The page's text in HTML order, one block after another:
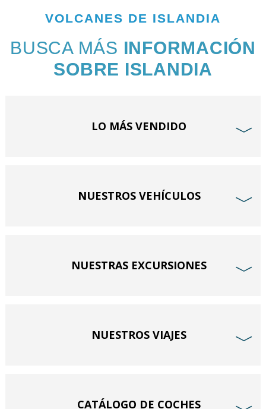
VOLCANES DE ISLANDIA
BUSCA MÁS INFORMACIÓN
SOBRE ISLANDIA
LO MÁS VENDIDO ﹀
NUESTROS VEHÍCULOS ﹀
NUESTRAS EXCURSIONES ﹀
NUESTROS VIAJES ﹀
CATÁLOGO DE COCHES